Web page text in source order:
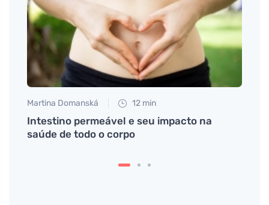
Martina Domanská 12 min
Intestino permeável e seu impacto na
saúde de todo o corpo